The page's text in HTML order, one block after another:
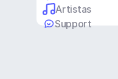
Artistas
Support